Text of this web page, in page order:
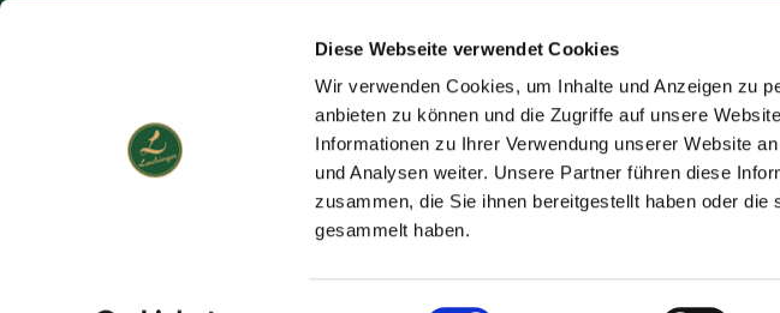
Diese Webseite verwendet Cookies
Wir verwenden Cookies, um Inhalte und Anzeigen zu
anbieten zu können und die Zugriffe auf unsere
Informationen zu Ihrer Verwendung unserer Website
und Analysen weiter. Unsere Partner führen diese
zusammen, die Sie ihnen bereitgestellt haben oder
gesammelt haben.
Hauptstraße 18, 2242 Prottes
Tel.: 02282/4700
Mobil: 0699/12766527
E-Mail: office@lachinger-wein.at
Weine
Kontakt